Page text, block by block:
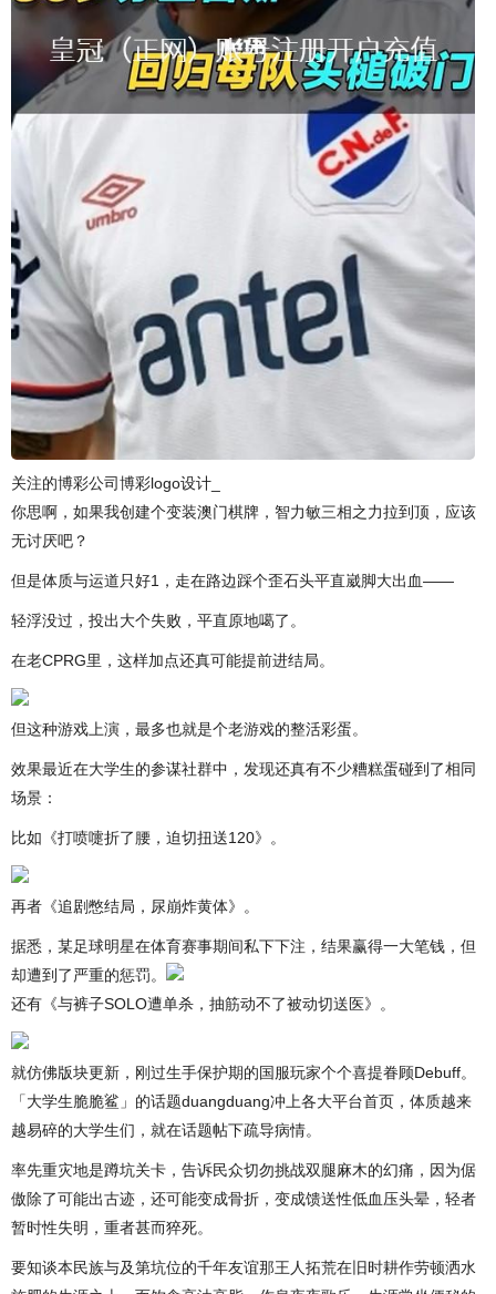
关注的博彩公司博彩logo设计_
你思啊，如果我创建个变装澳门棋牌，智力敏三相之力拉到顶，应该
无讨厌吧？
但是体质与运道只好1，走在路边踩个歪石头平直崴脚大出血——
轻浮没过，投出大个失败，平直原地噶了。
在老CPRG里，这样加点还真可能提前进结局。
但这种游戏上演，最多也就是个老游戏的整活彩蛋。
效果最近在大学生的参谋社群中，发现还真有不少糟糕蛋碰到了相同
场景：
比如《打喷嚏折了腰，迫切扭送120》。
再者《追剧憋结局，尿崩炸黄体》。
据悉，某足球明星在体育赛事期间私下下注，结果赢得一大笔钱，但
却遭到了严重的惩罚。
还有《与裤子SOLO遭单杀，抽筋动不了被动切送医》。
就仿佛版块更新，刚过生手保护期的国服玩家个个喜提眷顾Debuff。
「大学生脆脆鲨」的话题duangduang冲上各大平台首页，体质越来
越易碎的大学生们，就在话题帖下疏导病情。
率先重灾地是蹲坑关卡，告诉民众切勿挑战双腿麻木的幻痛，因为倨
傲除了可能出古迹，还可能变成骨折，变成馈送性低血压头晕，轻者
暂时性失明，重者甚而猝死。
要知谈本民族与及第坑位的千年友谊那王人拓荒在旧时耕作劳顿洒水